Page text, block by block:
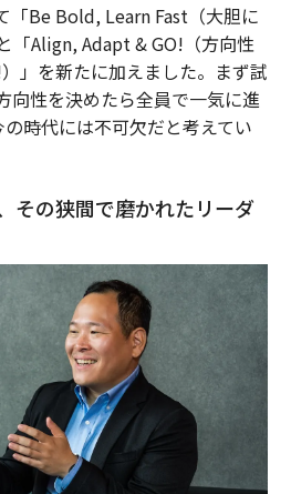
「Be Bold, Learn Fast（大胆に
「Align, Adapt & GO!（方向性
」を新たに加えました。まず試
向性を決めたら全員で一気に進
時代には不可欠だと考えてい
その狭間で磨かれたリーダ